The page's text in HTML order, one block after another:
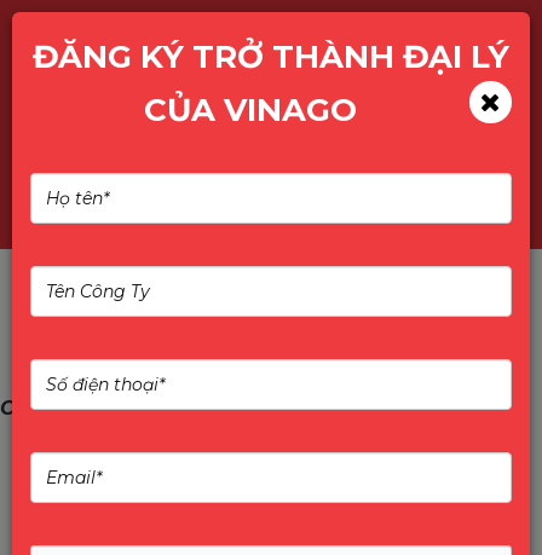
Các câu hỏi thường gặp
ĐĂNG KÝ TRỞ THÀNH ĐẠI LÝ
CỦA VINAGO